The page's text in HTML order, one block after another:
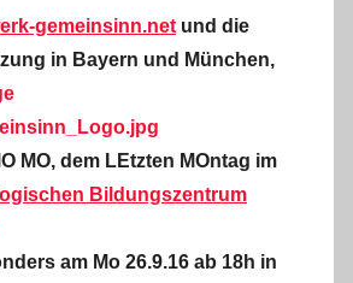
gemeinsinn.net und die
in Bayern und München,
MO, dem LEtzten MOntag im
Bildungszentrum
am Mo 26.9.16 ab 18h in